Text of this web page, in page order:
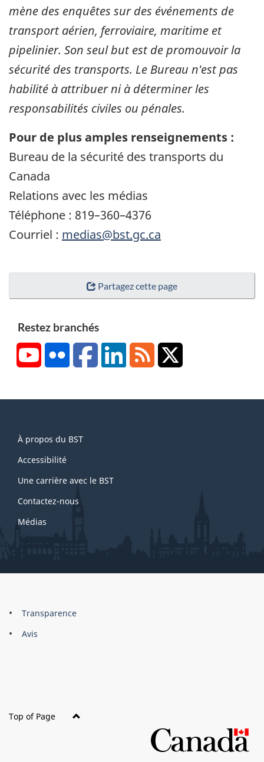
mène des enquêtes sur des événements de
transport aérien, ferroviaire, maritime et
pipelinier. Son seul but est de promouvoir la
sécurité des transports. Le Bureau n'est pas
habilité à attribuer ni à déterminer les
responsabilités civiles ou pénales.
Pour de plus amples renseignements :
Bureau de la sécurité des transports du
Canada
Relations avec les médias
Téléphone : 819–360–4376
Courriel : medias@bst.gc.ca
Partagez cette page
Restez branchés
YouTubeFlickr FacebookLinkedInRSS
this
site
À propos du BST
Accessibilité
Une carrière avec le BST
Contactez-nous
Médias
About
this
Brand
Transparence
Avis
Top of Page